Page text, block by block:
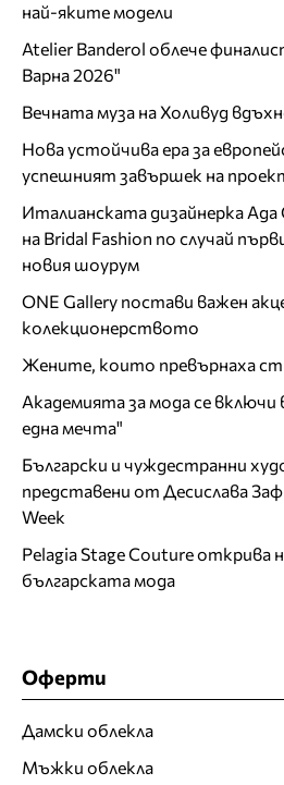
най-яките модели
Atelier Banderol облече
Варна 2026"
Вечната муза на Холивуд
Нова устойчива ера за
успешният завършек на
Италианската дизайнерка
на Bridal Fashion по случай
новия шоурум
ONE Gallery постави важен
колекционерството
Жените, които превърнаха
Академията за мода се включи
една мечта"
Български и чуждестранни
представени от Десислава
Week
Pelagia Stage Couture открива
българската мода
Оферти
Дамски облекла
Мъжки облекла